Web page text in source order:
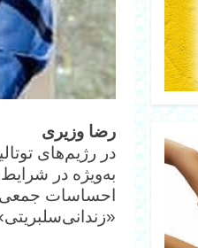
رضا وزیری
در رژیم‌های
به‌ویژه در
احساسات جمعی